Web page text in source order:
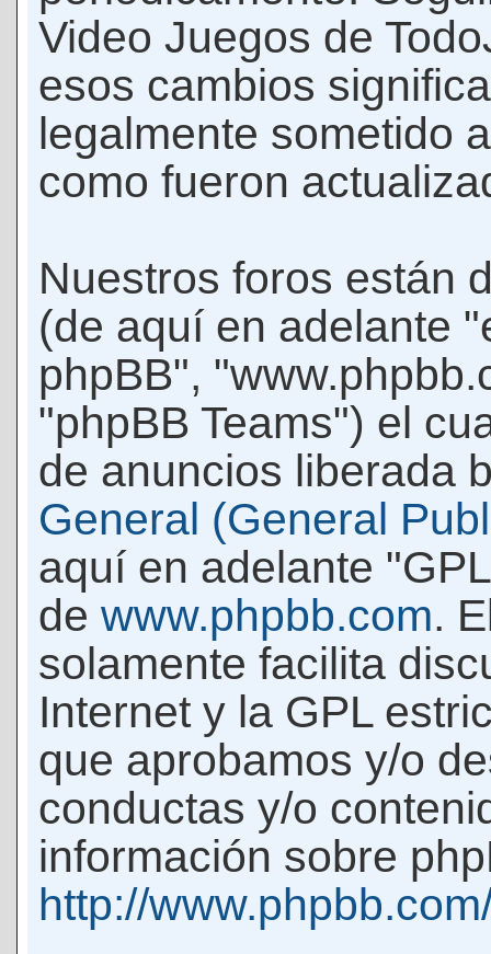
Video Juegos de
esos cambios
legalmente sometido
como fueron
Nuestros foros están
(de aquí en adelante
phpBB",
"phpBB Teams") el
de anuncios liberada
General (General
aquí en adelante
de www.phpbb.com.
solamente facilita
Internet y la GPL
que aprobamos y/o
conductas y/o
información sobre
http://